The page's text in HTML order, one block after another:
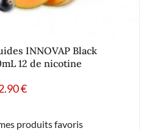
INNOVAP Black
12 de nicotine
€
produits favoris